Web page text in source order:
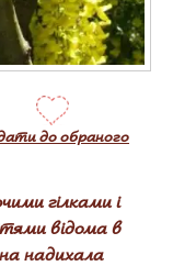
до обраного
гілками і
відома в
надихала